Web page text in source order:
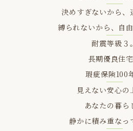
決めすぎないから、
縛られないから、自由
耐震等級３。
長期優良住宅
瑕疵保険100
見えない安心の
あなたの暮ら
静かに積み重なっ